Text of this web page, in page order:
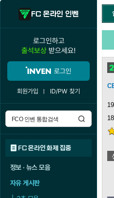
FC 온라인 인벤
로그인하고
출석보상 받으세요!
로그인
회원가입 ID/PW 찾기
FC 온라인 화제 집중
정보 · 뉴스 모음
자유 게시판